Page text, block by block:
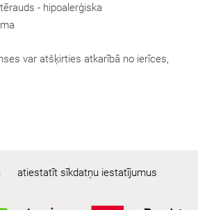
- hipoalerģiska
var atšķirties atkarībā no ierīces,
atiestatīt sīkdatņu iestatījumus